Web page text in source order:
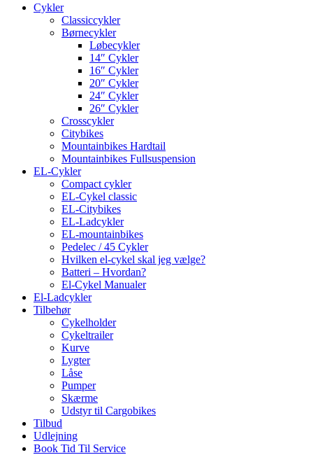
Cykler
Classiccykler
Børnecykler
Løbecykler
14″ Cykler
16″ Cykler
20″ Cykler
24″ Cykler
26″ Cykler
Crosscykler
Citybikes
Mountainbikes Hardtail
Mountainbikes Fullsuspension
EL-Cykler
Compact cykler
EL-Cykel classic
EL-Citybikes
EL-Ladcykler
EL-mountainbikes
Pedelec / 45 Cykler
Hvilken el-cykel skal jeg vælge?
Batteri – Hvordan?
El-Cykel Manualer
El-Ladcykler
Tilbehør
Cykelholder
Cykeltrailer
Kurve
Lygter
Låse
Pumper
Skærme
Udstyr til Cargobikes
Tilbud
Udlejning
Book Tid Til Service